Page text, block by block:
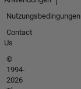
Nutzungsbedingungen
Contact
Us
©
1994-
2026